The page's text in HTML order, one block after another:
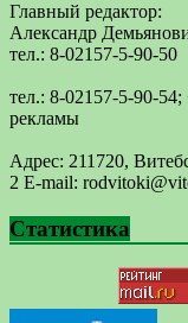
Главный редактор:
Александр
тел.: 8-02157-5-90-50
тел.: 8-02157-5-90-
рекламы
Адрес: 211720,
2 E-mail:
Статистика